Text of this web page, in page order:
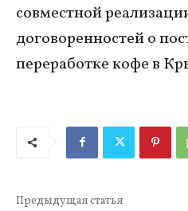
совместной
договоренностей о
переработке кофе в
Предыдущая статья